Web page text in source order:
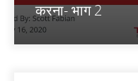
करना- भाग 2